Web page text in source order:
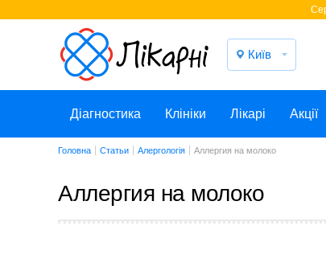
Київ
Діагностика Клініки Лікарі Акції
Головна Статьи Алергологія Аллергия на молоко
Аллергия на молоко